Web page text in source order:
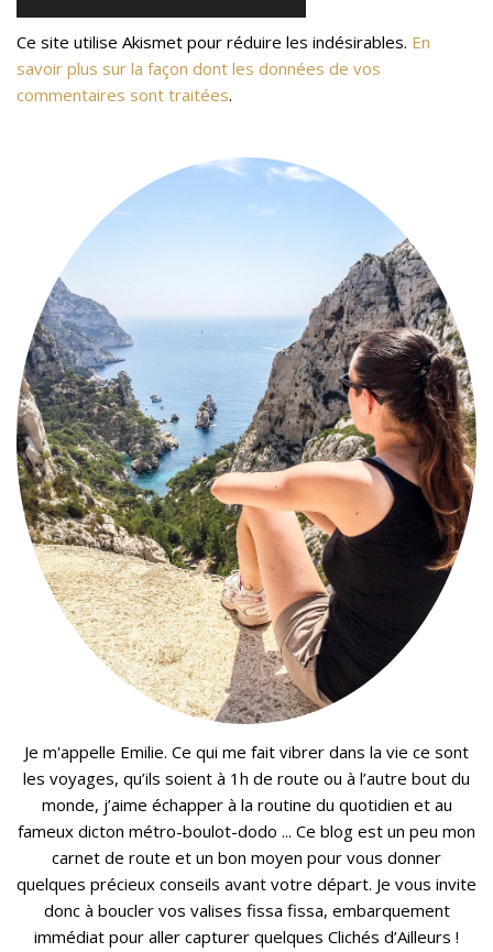
Ce site utilise Akismet pour réduire les indésirables. En
savoir plus sur la façon dont les données de vos
commentaires sont traitées.
Je m'appelle Emilie. Ce qui me fait vibrer dans la vie ce sont
les voyages, qu’ils soient à 1h de route ou à l’autre bout du
monde, j’aime échapper à la routine du quotidien et au
fameux dicton métro-boulot-dodo ... Ce blog est un peu mon
carnet de route et un bon moyen pour vous donner
quelques précieux conseils avant votre départ. Je vous invite
donc à boucler vos valises fissa fissa, embarquement
immédiat pour aller capturer quelques Clichés d’Ailleurs !